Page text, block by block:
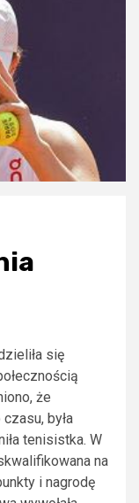
się
że
była
tenisistka. W
na
i nagrodę